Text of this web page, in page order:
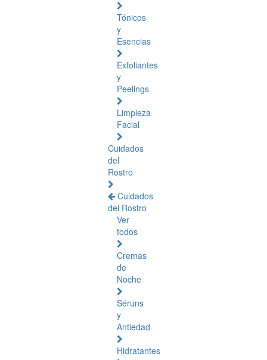
Tónicos
y
Esencias
Exfoliantes
y
Peelings
Limpieza
Facial
Cuidados
del
Rostro
Cuidados
del Rostro
Ver
todos
Cremas
de
Noche
Séruns
y
Antiedad
Hidratantes